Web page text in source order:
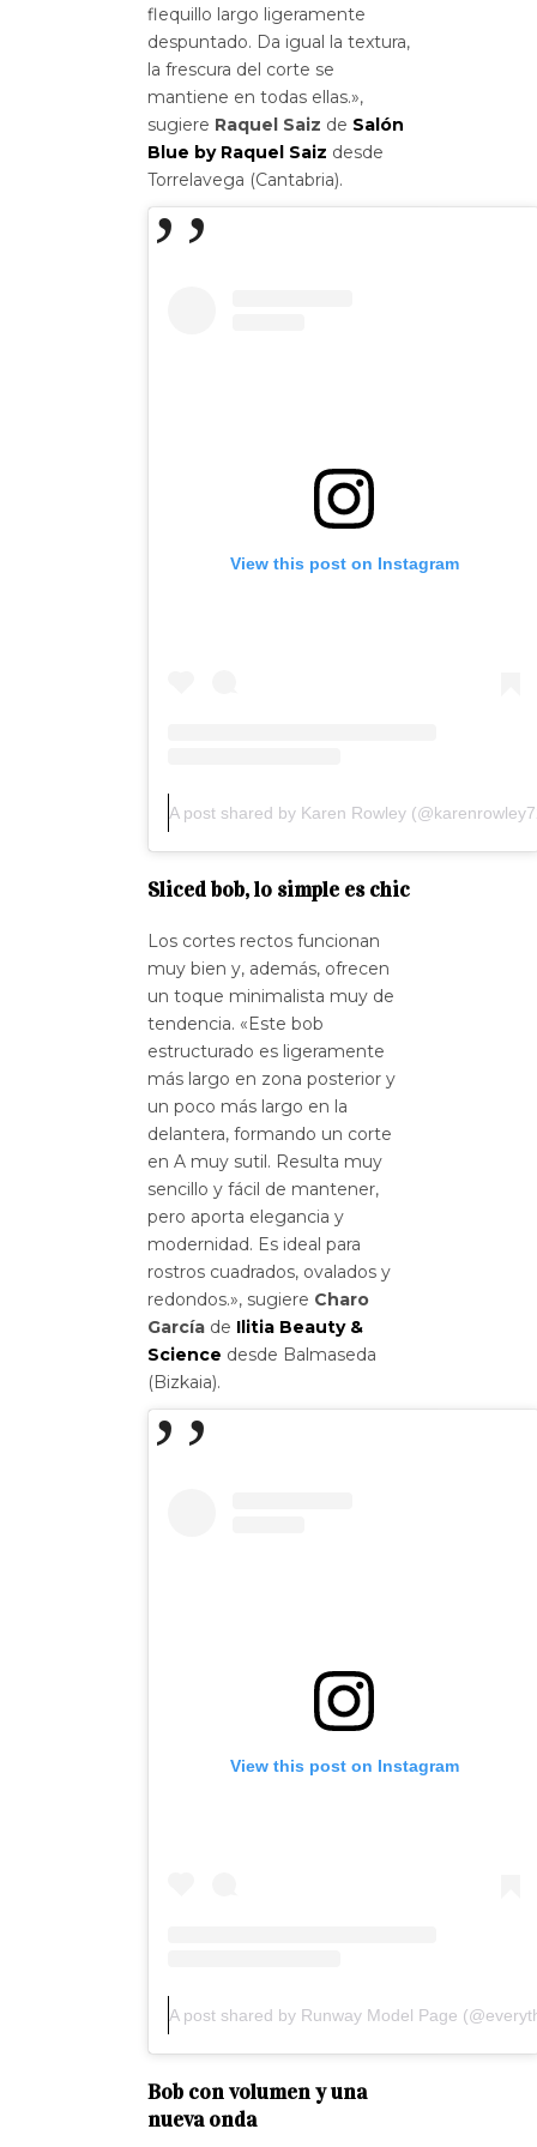
flequillo largo ligeramente
despuntado. Da igual la textura,
la frescura del corte se
mantiene en todas ellas.»,
sugiere Raquel Saiz de Salón
Blue by Raquel Saiz desde
Torrelavega (Cantabria).
View this post on Instagram
A post shared by Karen Rowley
Sliced bob, lo simple es chic
Los cortes rectos funcionan
muy bien y, además, ofrecen
un toque minimalista muy de
tendencia. «Este bob
estructurado es ligeramente
más largo en zona posterior y
un poco más largo en la
delantera, formando un corte
en A muy sutil. Resulta muy
sencillo y fácil de mantener,
pero aporta elegancia y
modernidad. Es ideal para
rostros cuadrados, ovalados y
redondos.», sugiere Charo
García de Ilitia Beauty &
Science desde Balmaseda
(Bizkaia).
View this post on Instagram
A post shared by Runway Model Page
Bob con volumen y una
nueva onda